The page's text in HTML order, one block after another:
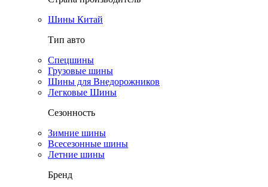
Шины Китай
Тип авто
Спецшины
Грузовые шины
Шины для Внедорожников
Легковые Шины
Сезонность
Зимние шины
Всесезонные шины
Летние шины
Бренд